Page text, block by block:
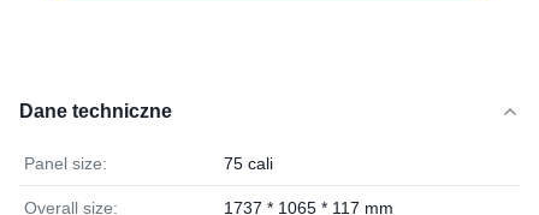
Dane techniczne
Panel size: 75 cali
Overall size: 1737 * 1065 * 117 mm